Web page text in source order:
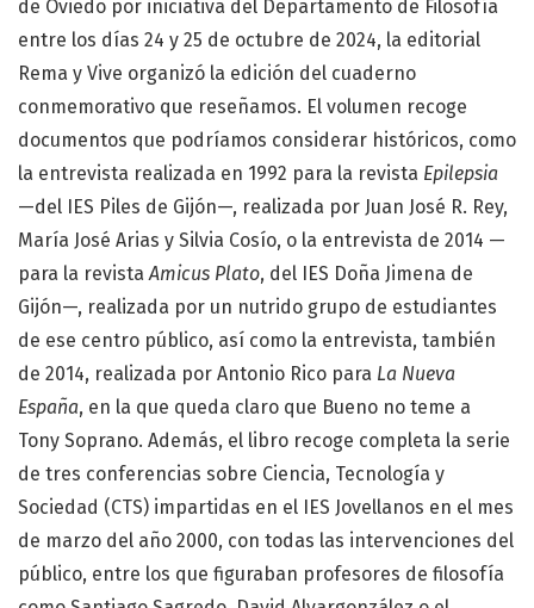
de Oviedo por iniciativa del Departamento de Filosofía
entre los días 24 y 25 de octubre de 2024, la editorial
Rema y Vive organizó la edición del cuaderno
conmemorativo que reseñamos. El volumen recoge
documentos que podríamos considerar históricos, como
la entrevista realizada en 1992 para la revista Epilepsia
—del IES Piles de Gijón—, realizada por Juan José R. Rey,
María José Arias y Silvia Cosío, o la entrevista de 2014 —
para la revistaAmicus Plato, del IES Doña Jimena de
Gijón—, realizada por un nutrido grupo de estudiantes
de ese centro público, así como la entrevista, también
de 2014, realizada por Antonio Rico para La Nueva
España, en la que queda claro que Bueno no teme a
Tony Soprano. Además, el libro recoge completa la serie
de tres conferencias sobre Ciencia, Tecnología y
Sociedad (CTS) impartidas en el IES Jovellanos en el mes
de marzo del año 2000, con todas las intervenciones del
público, entre los que figuraban profesores de filosofía